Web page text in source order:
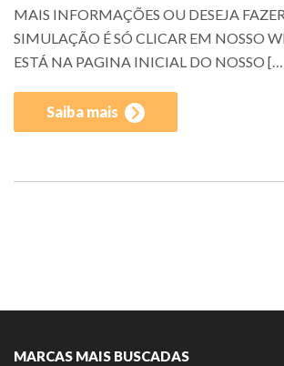
MAIS INFORMAÇÕES OU DESEJA
SIMULAÇÃO É SÓ CLICAR EM NOSSO
ESTÁ NA PAGINA INICIAL DO NOSSO
Saiba mais
MARCAS MAIS BUSCADAS